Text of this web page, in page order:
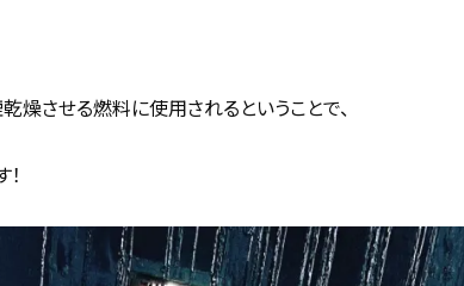
燥させる燃料に使用されるということで、